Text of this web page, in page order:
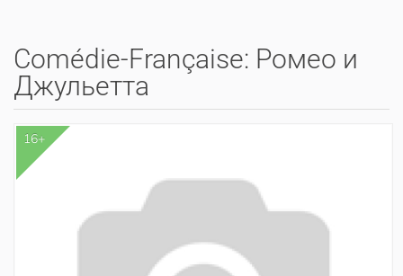
Comédie-Française: Ромео и
Джульетта
16+